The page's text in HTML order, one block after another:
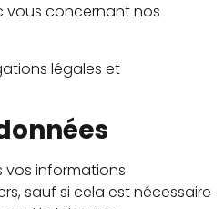
vous concernant nos
légales et
vos informations
sauf si cela est nécessaire